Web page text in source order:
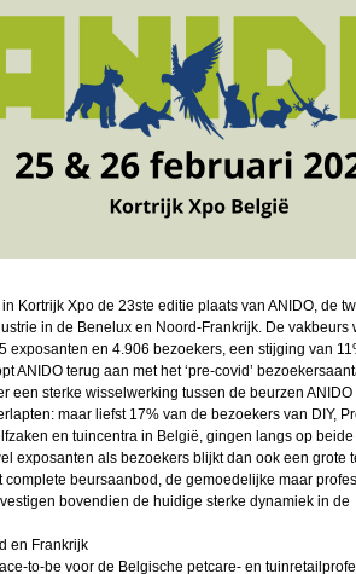
Kortrijk Xpo de 23ste editie plaats van ANIDO, de
in de Benelux en Noord-Frankrijk. De vakbeurs
exposanten en 4.906 bezoekers, een stijging van
ANIDO terug aan met het ‘pre-covid’
een sterke wisselwerking tussen de beurzen ANIDO
maar liefst 17% van de bezoekers van DIY,
en tuincentra in België, gingen langs op
exposanten als bezoekers blijkt dan ook een grote
beursaanbod, de gemoedelijke maar
bovendien de huidige sterke dynamiek in de
en Frankrijk
to-be voor de Belgische petcare- en